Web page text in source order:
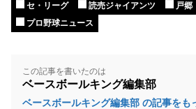
セ・リーグ 読売ジャイアンツ 戸
プロ野球ニュース
この記事を書いたのは
ベースボールキング編集部
ベースボールキング編集部 の記事をも